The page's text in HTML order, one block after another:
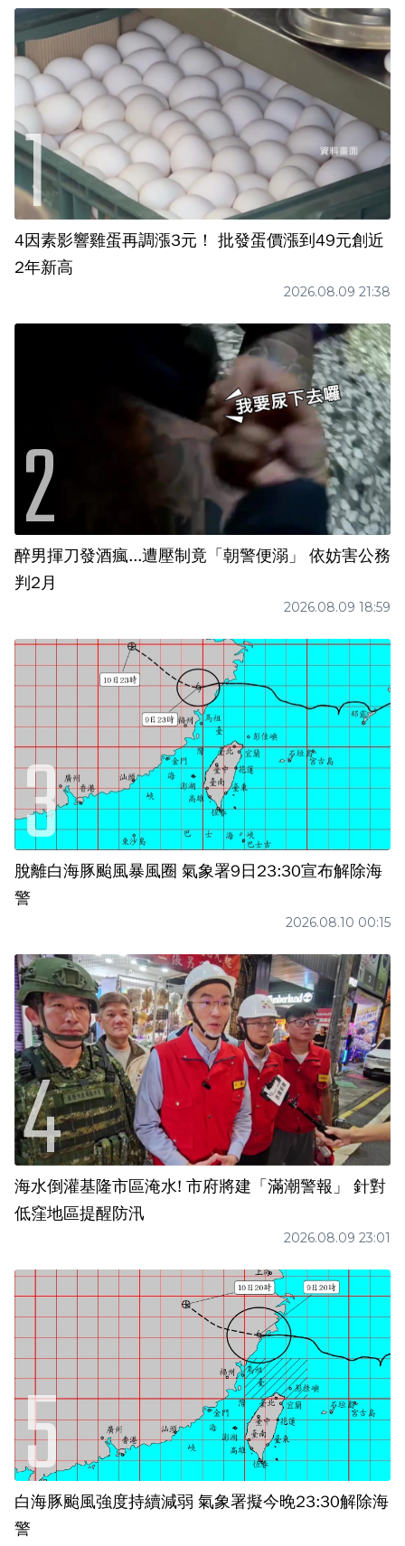
4因素影響雞蛋再調漲3元！ 批發蛋價漲到49元創近
2年新高
2026.08.09 21:38
醉男揮刀發酒瘋...遭壓制竟「朝警便溺」 依妨害公務
判2月
2026.08.09 18:59
脫離白海豚颱風暴風圈 氣象署9日23:30宣布解除海
警
2026.08.10 00:15
海水倒灌基隆市區淹水! 市府將建「滿潮警報」 針對
低窪地區提醒防汛
2026.08.09 23:01
白海豚颱風強度持續減弱 氣象署擬今晚23:30解除海
警